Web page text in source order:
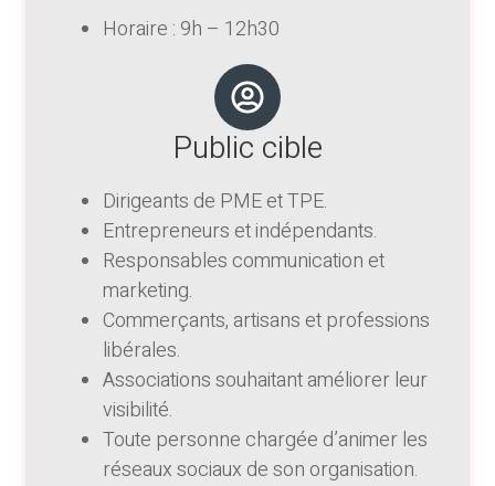
Horaire : 9h – 12h30
Public cible
Dirigeants de PME et TPE.
Entrepreneurs et indépendants.
Responsables communication et
marketing.
Commerçants, artisans et professions
libérales.
Associations souhaitant améliorer leur
visibilité.
Toute personne chargée d’animer les
réseaux sociaux de son organisation.